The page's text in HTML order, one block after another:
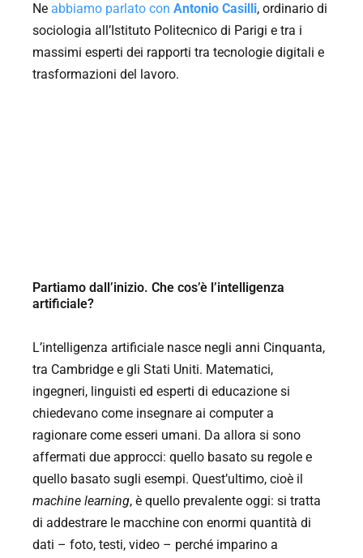
Ne abbiamo parlato con Antonio Casilli, ordinario di
sociologia all’Istituto Politecnico di Parigi e tra i
massimi esperti dei rapporti tra tecnologie digitali e
trasformazioni del lavoro.
Partiamo dall’inizio. Che cos’è l’intelligenza
artificiale?
L’intelligenza artificiale nasce negli anni Cinquanta,
tra Cambridge e gli Stati Uniti. Matematici,
ingegneri, linguisti ed esperti di educazione si
chiedevano come insegnare ai computer a
ragionare come esseri umani. Da allora si sono
affermati due approcci: quello basato su regole e
quello basato sugli esempi. Quest’ultimo, cioè il
machine learning, è quello prevalente oggi: si tratta
di addestrare le macchine con enormi quantità di
dati – foto, testi, video – perché imparino a